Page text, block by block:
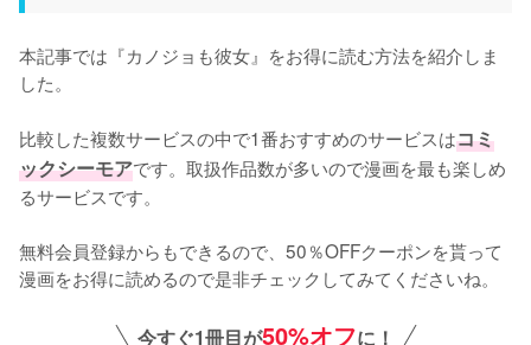
本記事では『カノジョも彼女』をお得に読む方法を紹介しま
した。
比較した複数サービスの中で1番おすすめのサービスはコミ
ックシーモアです。取扱作品数が多いので漫画を最も楽しめ
るサービスです。
無料会員登録からもできるので、50％OFFクーポンを貰って
漫画をお得に読めるので是非チェックしてみてくださいね。
今すぐ1冊目が50%オフに！